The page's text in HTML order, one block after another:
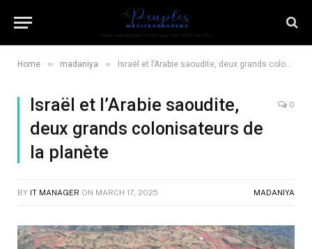
Home » madaniya » Israël et l’Arabie saoudite, deux grands colonisateurs de la planète
Israël et l’Arabie saoudite,
deux grands colonisateurs de
la planète
0
BY IT MANAGER ON MARCH 17, 2025 MADANIYA